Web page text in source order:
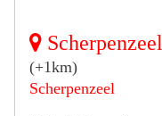
Scherpenzeel
(+1km)
Scherpenzeel